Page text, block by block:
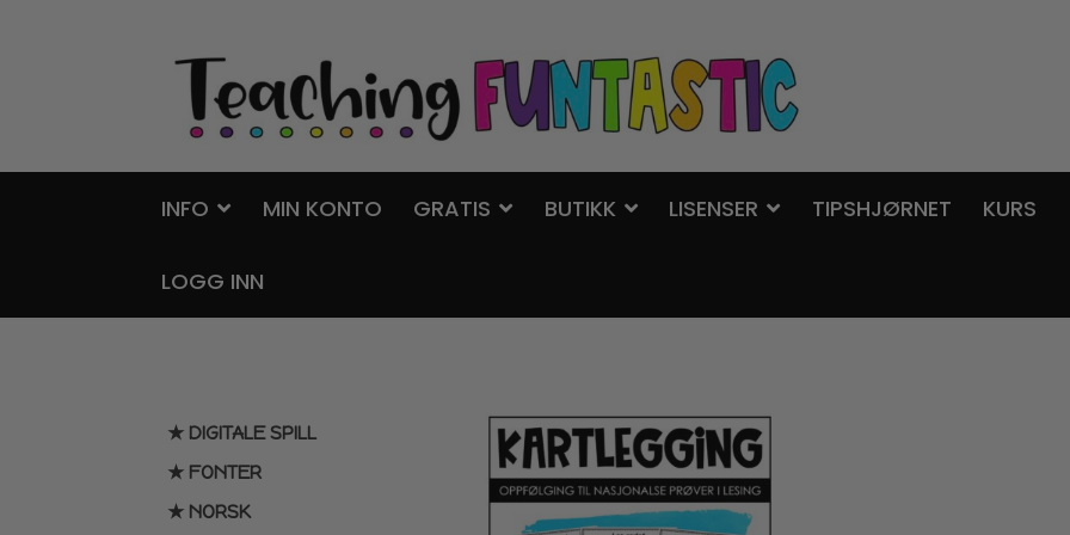
Hopp
navigasjon
Hopp
innhold
INFO MIN KONTO GRATIS BUTIKK LISENSER TIPSHJØRNET KURS
LOGG INN
★ DIGITALE SPILL
★ FONTER
★ NORSK